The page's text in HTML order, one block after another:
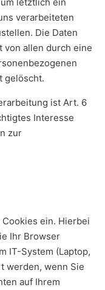
verarbeiteten
Die Daten
allen durch eine
gelöscht.
ist Art. 6
Interesse
zur
ein. Hierbei
Ihr Browser
IT-System (Laptop,
werden, wenn Sie
auf Ihrem